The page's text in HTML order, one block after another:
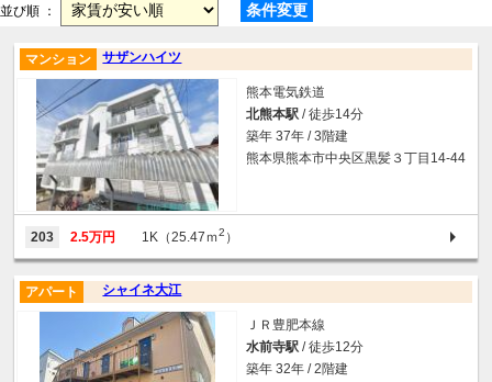
並び順 ： 条件変更
サザンハイツ
マンション
熊本電気鉄道
北熊本駅 / 徒歩14分
築年 37年 / 3階建
熊本県熊本市中央区黒髪３丁目14-44
203 2.5万円 1K（25.47ｍ2 ）
シャイネ大江
アパート
ＪＲ豊肥本線
水前寺駅 / 徒歩12分
築年 32年 / 2階建